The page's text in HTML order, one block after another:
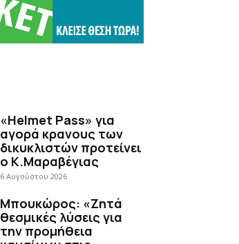
«Helmet Pass» για
αγορά κρανους των
δικυκλιστών προτείνει
ο Κ.Μαραβέγιας
6 Αυγούστου 2026
Μπουκώρος: «Ζητά
θεσμικές λύσεις για
την προμήθεια